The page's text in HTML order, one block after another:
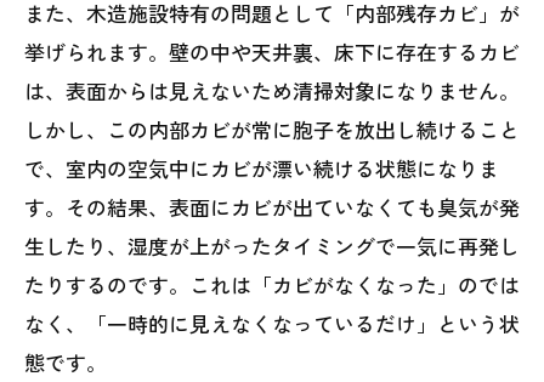
また、木造施設特有の問題として「内部残存カビ」が
挙げられます。壁の中や天井裏、床下に存在するカビ
は、表面からは見えないため清掃対象になりません。
しかし、この内部カビが常に胞子を放出し続けること
で、室内の空気中にカビが漂い続ける状態になりま
す。その結果、表面にカビが出ていなくても臭気が発
生したり、湿度が上がったタイミングで一気に再発し
たりするのです。これは「カビがなくなった」のでは
なく、「一時的に見えなくなっているだけ」という状
態です。